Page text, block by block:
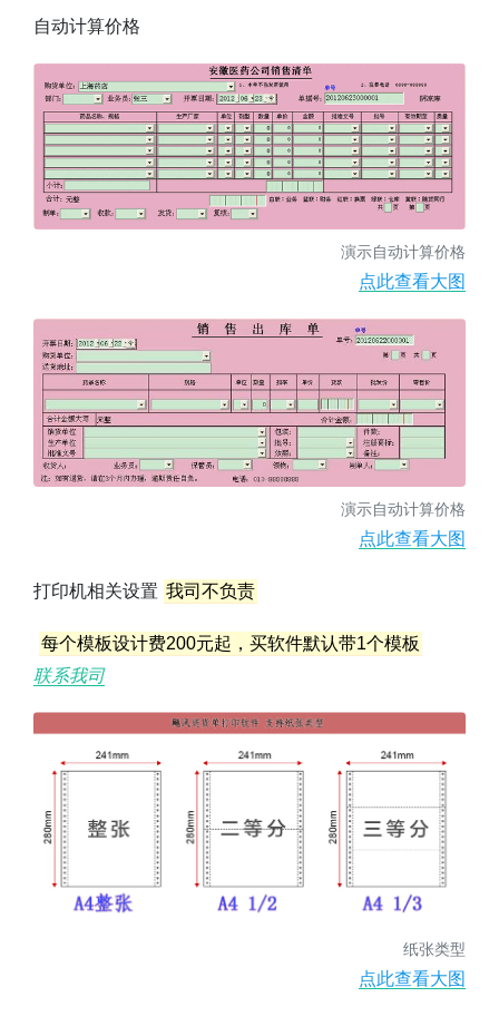
自动计算价格
演示自动计算价格
点此查看大图
演示自动计算价格
点此查看大图
打印机相关设置 我司不负责
每个模板设计费200元起，买软件默认带1个模板
联系我司
纸张类型
点此查看大图